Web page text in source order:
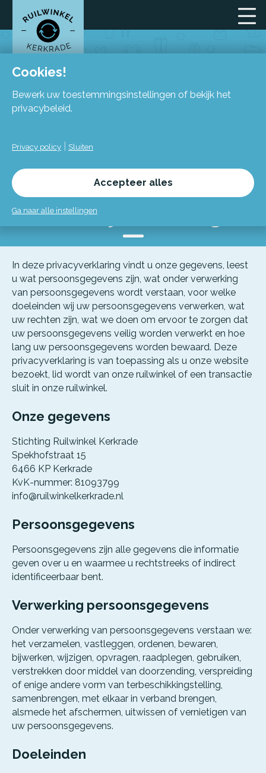
Privacyverklaring
In deze privacyverklaring vindt u onze gegevens, leest
u wat persoonsgegevens zijn, wat onder verwerking
van persoonsgegevens wordt verstaan, voor welke
doeleinden wij uw persoonsgegevens verwerken, wat
uw rechten zijn, wat we doen om ervoor te zorgen dat
uw persoonsgegevens veilig worden verwerkt en hoe
lang uw persoonsgegevens worden bewaard. Deze
privacyverklaring is van toepassing als u onze website
bezoekt, lid wordt van onze ruilwinkel of een transactie
sluit in onze ruilwinkel.
Onze gegevens
Stichting Ruilwinkel Kerkrade
Spekhofstraat 15
6466 KP Kerkrade
KvK-nummer: 81093799
info@ruilwinkelkerkrade.nl
Persoonsgegevens
Persoonsgegevens zijn alle gegevens die informatie
geven over u en waarmee u rechtstreeks of indirect
identificeerbaar bent.
Verwerking persoonsgegevens
Onder verwerking van persoonsgegevens verstaan we:
het verzamelen, vastleggen, ordenen, bewaren,
bijwerken, wijzigen, opvragen, raadplegen, gebruiken,
verstrekken door middel van doorzending, verspreiding
of enige andere vorm van terbeschikkingstelling,
samenbrengen, met elkaar in verband brengen,
alsmede het afschermen, uitwissen of vernietigen van
uw persoonsgegevens.
Doeleinden
Cookies!
Bewerk uw toestemmingsinstellingen of bekijk het
privacybeleid.
Privacy policy Sluiten
Accepteer alles
Ga naar alle instellingen